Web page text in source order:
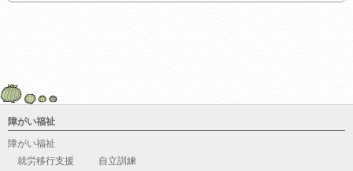
障がい福祉
障がい福祉
就労移行支援
自立訓練